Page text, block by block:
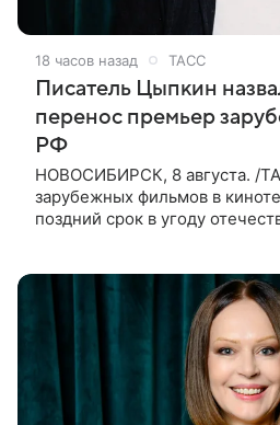
18 часов назад ТАСС
Писатель Цыпкин
перенос премьер
РФ
НОВОСИБИРСК, 8 августа. /
зарубежных фильмов в
поздний срок в угоду